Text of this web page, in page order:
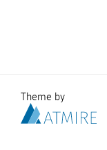
Theme by